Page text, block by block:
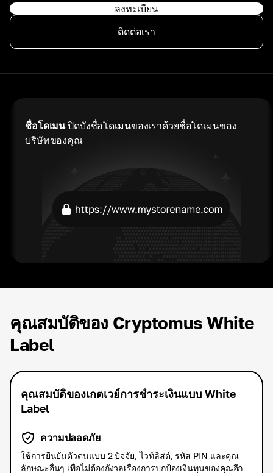
ลงทะเบียน
ติดต่อเรา
ชื่อโดเมนปิดบังชื่อโดเมนของเราด้วยชื่อโดเมนของ
บริษัทของคุณ
คุณสมบัติของ Cryptomus White
Label
คุณสมบัติของเกตเวย์การชำระเงินแบบ White
Label
ความปลอดภัย
ใช้การยืนยันตัวตนแบบ 2 ปัจจัย, ไวท์ลิสต์, รหัส PIN และคุณ
ลักษณะอื่นๆ เพื่อไม่ต้องกังวลเรื่องการปกป้องเงินทุนของคุณอีก